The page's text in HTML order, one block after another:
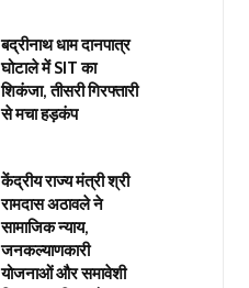
बद्रीनाथ धाम दानपात्र
घोटाले में SIT का
शिकंजा, तीसरी गिरफ्तारी
से मचा हड़कंप
केंद्रीय राज्य मंत्री श्री
रामदास अठावले ने
सामाजिक न्याय,
जनकल्याणकारी
योजनाओं और समावेशी